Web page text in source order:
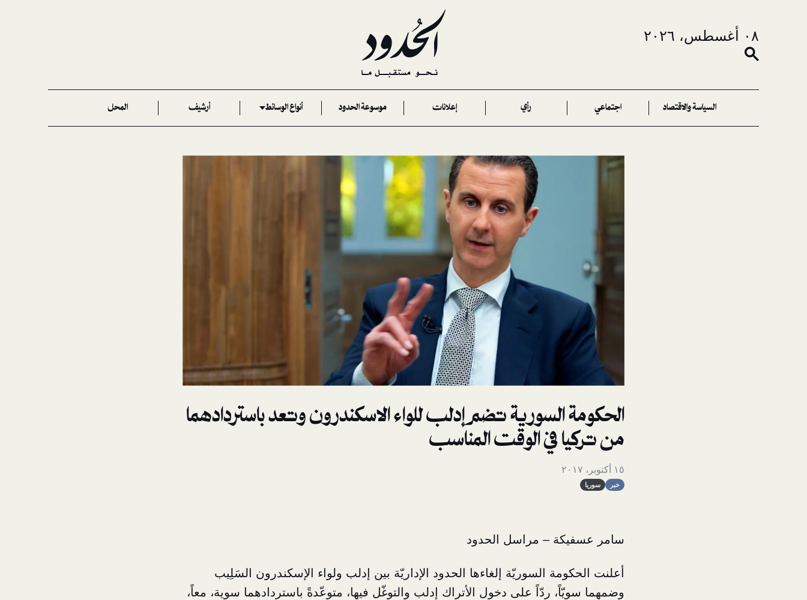
٠٨ أغسطس، ٢٠٢٦
السياسة والاقتصاد اجتماعي رأي إعلانات موسوعة الحدود أنواع الوسائط أرشيف المحل
الحكومة السورية تضم إدلب للواء الاسكندرون وتعد باستردادهما
من تركيا في الوقت المناسب
١٥ أكتوبر، ٢٠١٧
خبر سوريا
سامر عسفيكة – مراسل الحدود
أعلنت الحكومة السوريّة إلغاءها الحدود الإداريّة بين إدلب ولواء الإسكندرون السَلِيب
وضمهما سويّاً، ردّاً على دخول الأتراك إدلب والتوغّل فيها، متوعّدةً باستردادهما سوية، معاً،